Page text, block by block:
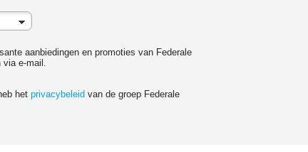
aanbiedingen en promoties van Federale
via e-mail.
hetprivacybeleid van de groep Federale